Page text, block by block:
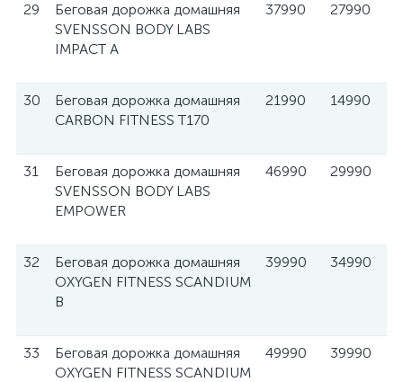
29
Беговая дорожка домашняя
SVENSSON BODY LABS
IMPACT A
37990 27990
30
Беговая дорожка домашняя
CARBON FITNESS T170
21990 14990
31
Беговая дорожка домашняя
SVENSSON BODY LABS
EMPOWER
46990 29990
32
Беговая дорожка домашняя
OXYGEN FITNESS SCANDIUM
B
39990 34990
33
Беговая дорожка домашняя
OXYGEN FITNESS SCANDIUM
49990 39990